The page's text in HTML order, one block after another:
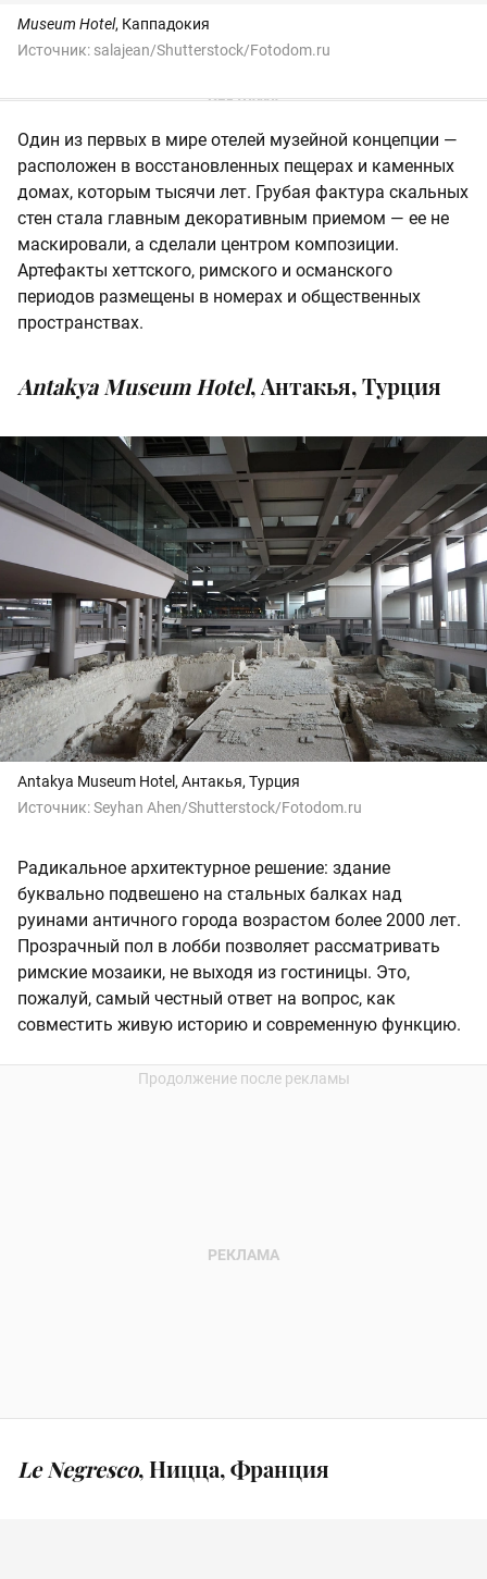
Museum Hotel, Каппадокия
Источник: salajean/Shutterstock/Fotodom.ru
Один из первых в мире отелей музейной концепции —
расположен в восстановленных пещерах и каменных
домах, которым тысячи лет. Грубая фактура скальных
стен стала главным декоративным приемом — ее не
маскировали, а сделали центром композиции.
Артефакты хеттского, римского и османского
периодов размещены в номерах и общественных
пространствах.
Antakya Museum Hotel, Антакья, Турция
Antakya Museum Hotel, Антакья, Турция
Источник:Seyhan Ahen/Shutterstock/Fotodom.ru
Радикальное архитектурное решение: здание
буквально подвешено на стальных балках над
руинами античного города возрастом более 2000 лет.
Прозрачный пол в лобби позволяет рассматривать
римские мозаики, не выходя из гостиницы. Это,
пожалуй, самый честный ответ на вопрос, как
совместить живую историю и современную функцию.
Le Negresco, Ницца, Франция